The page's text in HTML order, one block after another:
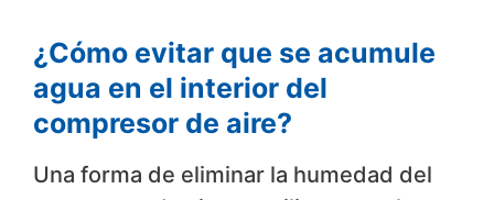
¿Cómo evitar que se acumule
agua en el interior del
compresor de aire?
Una forma de eliminar la humedad del